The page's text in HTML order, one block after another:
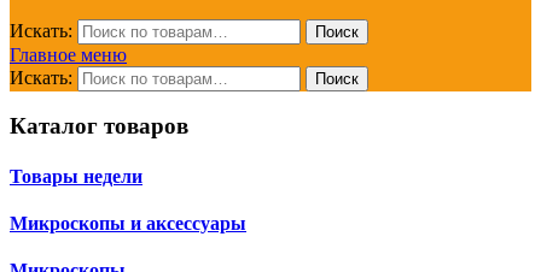
Искать: Поиск
Главное меню
Искать:
Поиск
Каталог товаров
Товары недели
Микроскопы и аксессуары